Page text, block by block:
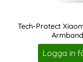
Tech-Protect
Art. nr 233477
Logga in